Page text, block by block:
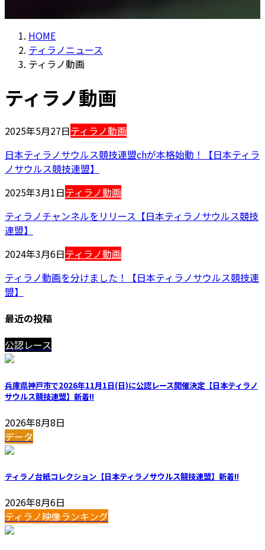
HOME
ティラノニュース
ティラノ動画
ティラノ動画
2025年5月27日ティラノ動画
日本ティラノサウルス競技連盟chが本格始動！【日本ティラ
ノサウルス競技連盟】
2025年3月1日ティラノ動画
ティラノチャンネルをリリース【日本ティラノサウルス競技
連盟】
2024年3月6日ティラノ動画
ティラノ動画を分けました！【日本ティラノサウルス競技連
盟】
最近の投稿
公認レース
兵庫県神戸市で2026年11月1日(日)に公認レース開催決定【日本ティラノ
サウルス競技連盟】 新着!!
2026年8月8日
データ
ティラノ台紙コレクション【日本ティラノサウルス競技連盟】 新着!!
2026年8月6日
ティラノ映像ランキング